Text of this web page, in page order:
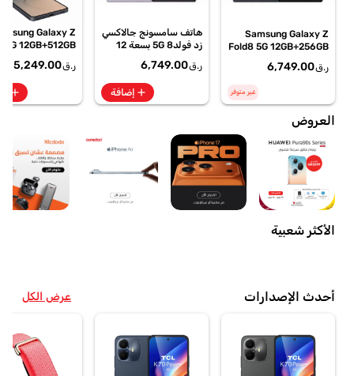
Samsung Galaxy Z
Fold8 5G 12GB+256GB
SM-F971BZKIMEA
ر.ق6,749.00
غير متوفر
هاتف سامسونج جالاكسي
زد فولد8 5G بسعة 12
F971BLVIMEA
ر.ق6,749.00
add إضافة
Galaxy Z
5G 12GB+512GB
F776BZKPMEA
ر.ق5,249.00
add
العروض
الأكثر شعبية
أحدث الإصدارات عرض الكل